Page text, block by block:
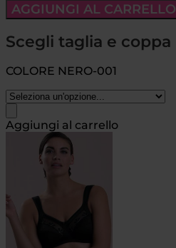
AGGIUNGI AL CARRELLO
Scegli taglia e coppa
COLORE NERO-001
Aggiungi al carrello